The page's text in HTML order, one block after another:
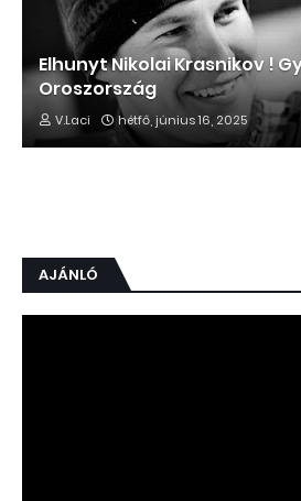
Elhunyt Nikolai Krasnikov !
Oroszország
V.Laci hétfő, június 16, 2025
AJÁNLÓ